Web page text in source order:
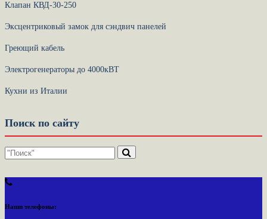
Клапан КВД-30-250
Эксцентриковый замок для сэндвич панелей
Греющий кабель
Электрогенераторы до 4000кВТ
Кухни из Италии
Поиск по сайту
Наши телефоны: